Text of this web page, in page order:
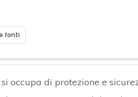
fonti
occupa di protezione e